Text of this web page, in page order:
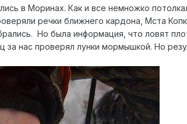
в Моринах. Как и все немножко
речки ближнего кардона, Мста
Но была информация, что ловят
нас проверял лунки мормышкой. Но